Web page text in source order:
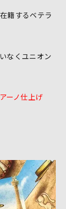
籍するベテラ
なくユニオン
ーノ仕上げ